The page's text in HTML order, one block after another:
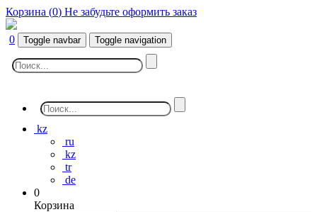
Корзина (0) Не забудьте оформить заказ
0 Toggle navbar Toggle navigation
kz
ru
kz
tr
de
0
Корзина